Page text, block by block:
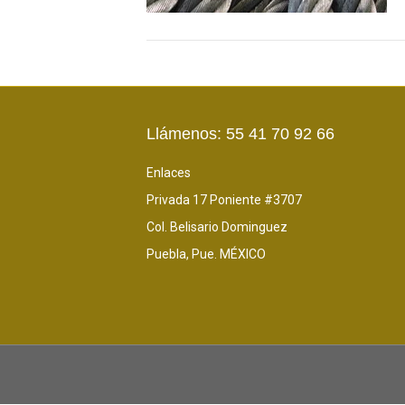
Llámenos: 55 41 70 92 66
Enlaces
Privada 17 Poniente #3707
Col. Belisario Dominguez
Puebla, Pue. MÉXICO